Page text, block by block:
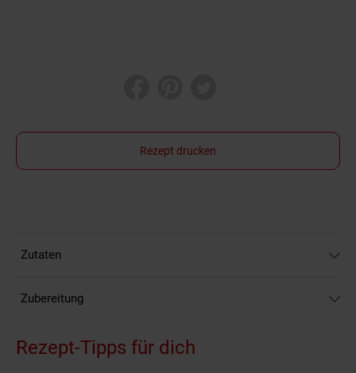
Rezept drucken
Zutaten
Zubereitung
Rezept-Tipps für dich